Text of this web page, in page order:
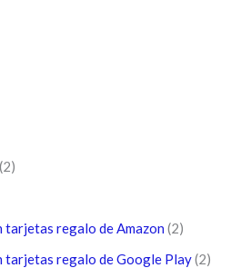
(2)
tarjetas regalo de Amazon (2)
tarjetas regalo de Google Play(2)